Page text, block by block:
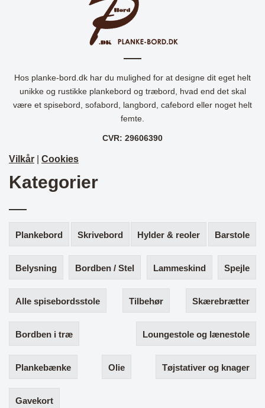
Hos planke-bord.dk har du mulighed for at designe dit eget helt
unikke og rustikke plankebord og træbord, hvad end det skal
være et spisebord, sofabord, langbord, cafebord eller noget helt
femte.
CVR: 29606390
Vilkår Cookies
Kategorier
Plankebord Skrivebord Hylder & reoler Barstole
Belysning Bordben / Stel Lammeskind Spejle
Alle spisebordsstole Tilbehør Skærebrætter
Bordben i træ Loungestole og lænestole
Plankebænke Olie Tøjstativer og knager
Gavekort